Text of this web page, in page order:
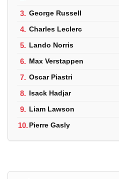
3. George Russell
4. Charles Leclerc
5. Lando Norris
6. Max Verstappen
7. Oscar Piastri
8. Isack Hadjar
9. Liam Lawson
10.Pierre Gasly